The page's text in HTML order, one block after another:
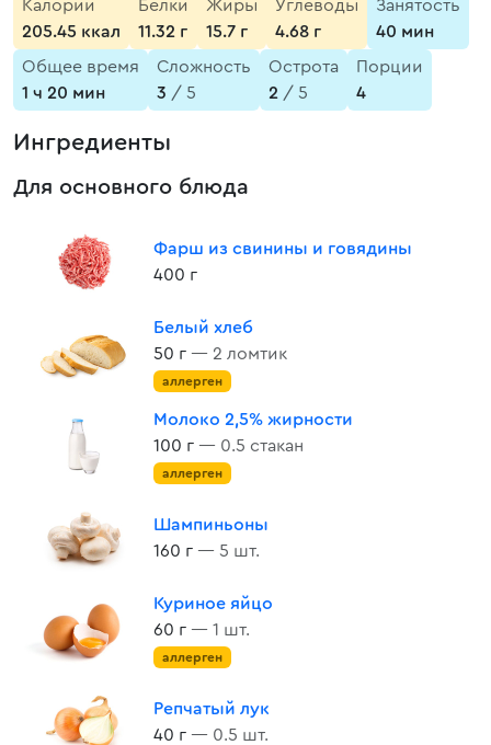
Калории
205.45 ккал
Белки
11.32 г
Жиры
15.7 г
Углеводы
4.68 г
Занятость
40 мин
Общее время
1 ч 20 мин
Сложность
3 / 5
Острота
2 / 5
Порции
4
Ингредиенты
Для основного блюда
Фарш из свинины и говядины
400 г
Белый хлеб
50 г — 2 ломтик
аллерген
Молоко 2,5% жирности
100 г — 0.5 стакан
аллерген
Шампиньоны
160 г — 5 шт.
Куриное яйцо
60 г — 1 шт.
аллерген
Репчатый лук
40 г — 0.5 шт.